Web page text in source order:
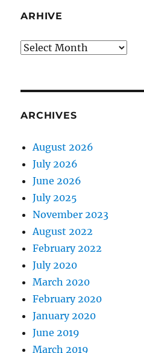
ARHIVE
arhive
ARCHIVES
August 2026
July 2026
June 2026
July 2025
November 2023
August 2022
February 2022
July 2020
March 2020
February 2020
January 2020
June 2019
March 2019